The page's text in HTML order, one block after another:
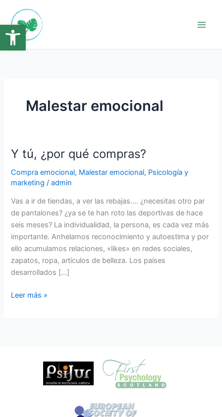
Abrir barra de herramientas
contenido
Malestar emocional
Y tú, ¿por qué compras?
Compra emocional, Malestar emocional, Psicología y
marketing /admin
Vas a ir de tiendas, a ver las rebajas…. ¿necesitas otro par
de pantalones? ¿ya se te han roto las deportivas de hace
seis meses? La individualidad, la persona, es cada vez más
importante. Anhelamos reconocimiento y autoestima y por
ello acumulamos relaciones, «likes» en redes sociales,
zapatos, ropa, artículos de belleza. Los países
desarrollados […]
Y
¿por
qué
compras?
Leer más »